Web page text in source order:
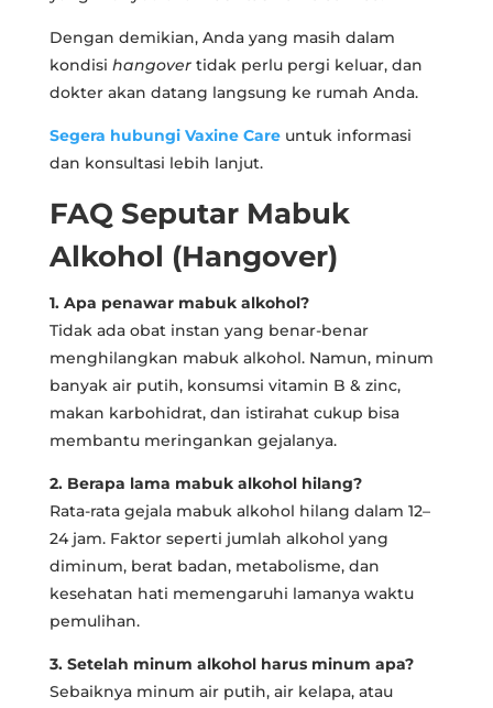
Dengan demikian, Anda yang masih dalam
kondisi hangovertidak perlu pergi keluar, dan
dokter akan datang langsung ke rumah Anda.
Segera hubungi Vaxine Careuntuk informasi
dan konsultasi lebih lanjut.
FAQ Seputar Mabuk
Alkohol (Hangover)
1. Apa penawar mabuk alkohol?
Tidak ada obat instan yang benar-benar
menghilangkan mabuk alkohol. Namun, minum
banyak air putih, konsumsi vitamin B & zinc,
makan karbohidrat, dan istirahat cukup bisa
membantu meringankan gejalanya.
2. Berapa lama mabuk alkohol hilang?
Rata-rata gejala mabuk alkohol hilang dalam 12–
24 jam. Faktor seperti jumlah alkohol yang
diminum, berat badan, metabolisme, dan
kesehatan hati memengaruhi lamanya waktu
pemulihan.
3. Setelah minum alkohol harus minum apa?
Sebaiknya minum air putih, air kelapa, atau